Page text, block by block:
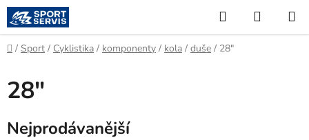
Přejít
na
obsah
Hledat
KOŠÍK
Domů
/ Sport / Cyklistika / komponenty / kola / duše / 28"
28"
Nejprodávanější